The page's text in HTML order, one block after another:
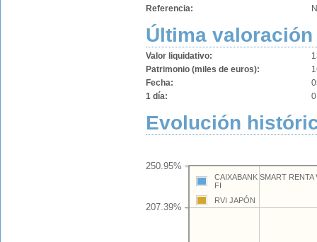
Referencia:
Última valoración
Valor liquidativo:
Patrimonio (miles de euros):
Fecha:
1 día:
Evolución
207.39%
250.95%
CAIXABANK SMART RENTA
FI
RVI JAPÓN